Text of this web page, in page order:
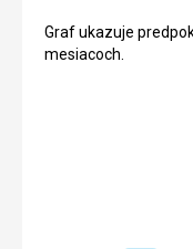
Graf ukazuje
mesiacoch.